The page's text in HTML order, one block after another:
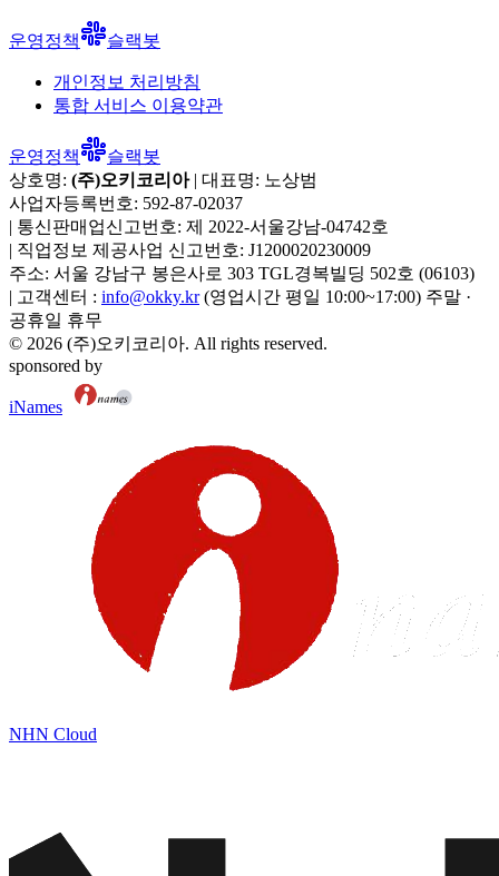
운영정책 슬랙봇
개인정보 처리방침
통합 서비스 이용약관
운영정책
슬랙봇
상호명: (주)오키코리아| 대표명: 노상범
사업자등록번호: 592-87-02037
| 통신판매업신고번호: 제 2022-서울강남-04742호
| 직업정보 제공사업 신고번호: J1200020230009
주소: 서울 강남구 봉은사로 303 TGL경복빌딩 502호 (06103)
| 고객센터 : info@okky.kr (영업시간 평일 10:00~17:00) 주말 ·
공휴일 휴무
© 2026 (주)오키코리아. All rights reserved.
sponsored by
iNames
NHN Cloud